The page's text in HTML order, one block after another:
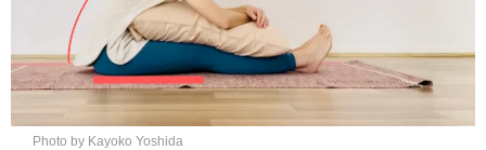
Photo by Kayoko Yoshida